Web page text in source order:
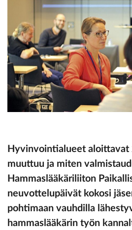
Hyvinvointialueet aloittavat
muuttuu ja miten
Hammaslääkäriliiton
neuvottelupäivät kokosi
pohtimaan vauhdilla
hammaslääkärin työn